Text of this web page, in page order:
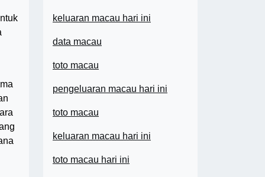
keluaran macau hari ini
data macau
toto macau
pengeluaran macau hari ini
toto macau
keluaran macau hari ini
toto macau hari ini